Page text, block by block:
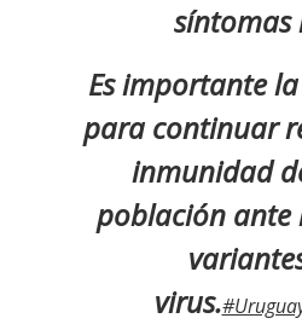
síntomas
Es importante
para continuar
inmunidad
población ante
virus.